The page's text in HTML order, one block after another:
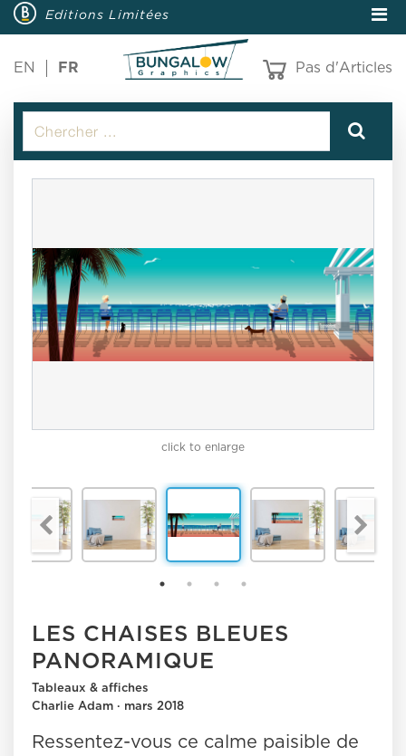
Editions Limitées
EN FR Pas d'Articles
click to enlarge
LES CHAISES BLEUES
PANORAMIQUE
Tableaux & affiches
Charlie Adam · mars 2018
Ressentez-vous ce calme paisible de